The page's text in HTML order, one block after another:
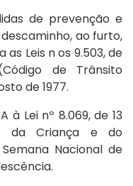
de prevenção e
ao furto,
Leis n os 9.503, de
de Trânsito
de 1977.
Lei nº 8.069, de 13
da Criança e do
Nacional de